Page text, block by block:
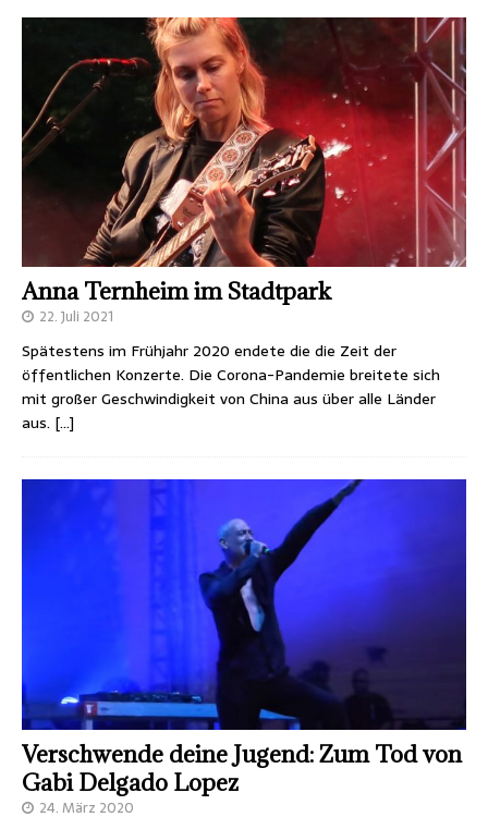
Anna Ternheim im Stadtpark
22. Juli 2021
Spätestens im Frühjahr 2020 endete die die Zeit der
öffentlichen Konzerte. Die Corona-Pandemie breitete sich
mit großer Geschwindigkeit von China aus über alle Länder
aus. […]
Verschwende deine Jugend: Zum Tod von
Gabi Delgado Lopez
24. März 2020